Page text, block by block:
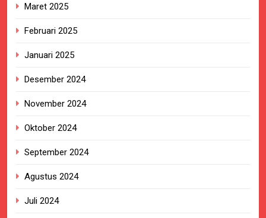
Maret 2025
Februari 2025
Januari 2025
Desember 2024
November 2024
Oktober 2024
September 2024
Agustus 2024
Juli 2024